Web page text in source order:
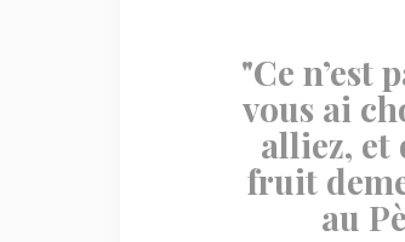
"Ce n’est
vous ai
alliez, et
fruit
au